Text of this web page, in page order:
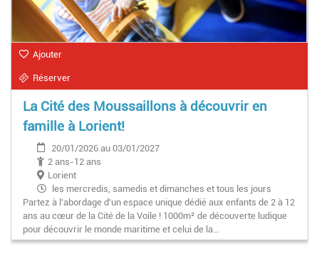
Ajouter
Réserver
La Cité des Moussaillons à découvrir en
famille à Lorient!
20/01/2026 au 03/01/2027
2 ans-12 ans
Lorient
les mercredis, samedis et dimanches et tous les jours
pendant les vacances scolaires
Partez à l'abordage d'un espace unique dédié aux enfants de 2 à 12
ans au cœur de la Cité de la Voile ! 1000m² de découverte ludique
pour découvrir le monde maritime et celui de la…